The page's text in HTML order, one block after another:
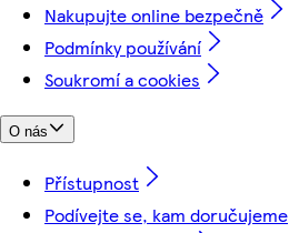
Nakupujte online bezpečně
Podmínky používání
Soukromí a cookies
O nás
Přístupnost
Podívejte se, kam doručujeme